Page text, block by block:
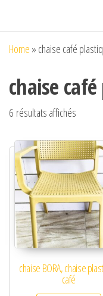
Home » chaise café
chaise
6 résultats affichés
chaise BORA, chaise
café